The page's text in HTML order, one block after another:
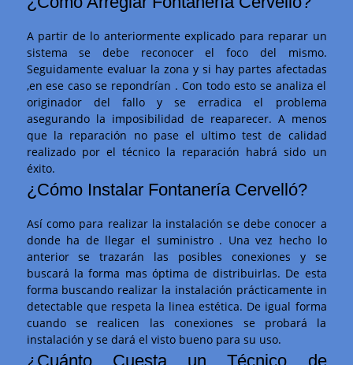
A partir de lo anteriormente explicado para reparar un
sistema se debe reconocer el foco del mismo.
Seguidamente evaluar la zona y si hay partes afectadas
,en ese caso se repondrían . Con todo esto se analiza el
originador del fallo y se erradica el problema
asegurando la imposibilidad de reaparecer. A menos
que la reparación no pase el ultimo test de calidad
realizado por el técnico la reparación habrá sido un
éxito.
¿Cómo Instalar Fontanería Cervelló?
Así como para realizar la instalación se debe conocer a
donde ha de llegar el suministro . Una vez hecho lo
anterior se trazarán las posibles conexiones y se
buscará la forma mas óptima de distribuirlas. De esta
forma buscando realizar la instalación prácticamente in
detectable que respeta la linea estética. De igual forma
cuando se realicen las conexiones se probará la
instalación y se dará el visto bueno para su uso.
¿Cuánto Cuesta un Técnico de